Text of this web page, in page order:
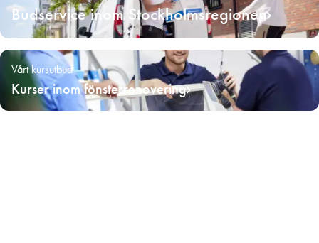
Budservice inom Stockholmsregionen
Vårt kursutbud
Kurser inom fönsterrenovering